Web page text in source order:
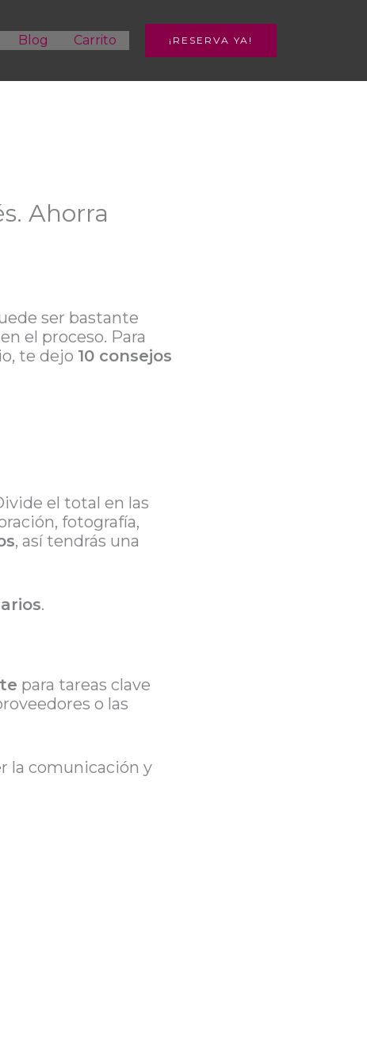
Blog Carrito ¡RESERVA YA!
Ahorra
ser bastante
el proceso. Para
te dejo 10 consejos
el total en las
fotografía,
, así tendrás una
.
para tareas clave
o las
la comunicación y